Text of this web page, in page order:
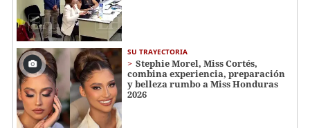
SU TRAYECTORIA
Stephie Morel, Miss Cortés,
combina experiencia, preparación
y belleza rumbo a Miss Honduras
2026